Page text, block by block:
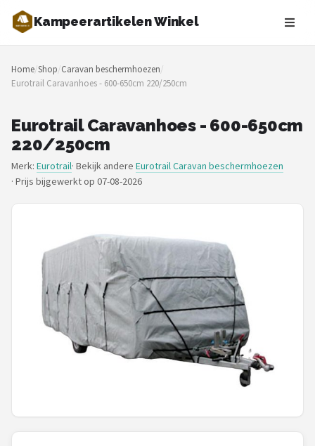
Kampeerartikelen Winkel
Zoeken
NAVIGATIE
Merken
Blog
Tenten
Slaapzakken
Slaapmatten
Koelboxen
Home/Shop/Caravan beschermhoezen/
Eurotrail Caravanhoes - 600-650cm 220/250cm
Eurotrail Caravanhoes - 600-650cm
220/250cm
Merk: Eurotrail· Bekijk andere Eurotrail Caravan beschermhoezen
· Prijs bijgewerkt op 07-08-2026